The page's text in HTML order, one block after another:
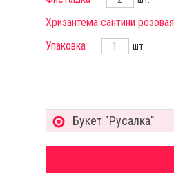
Хризантема сантини розовая
Упаковка шт.
Букет "Русалка"